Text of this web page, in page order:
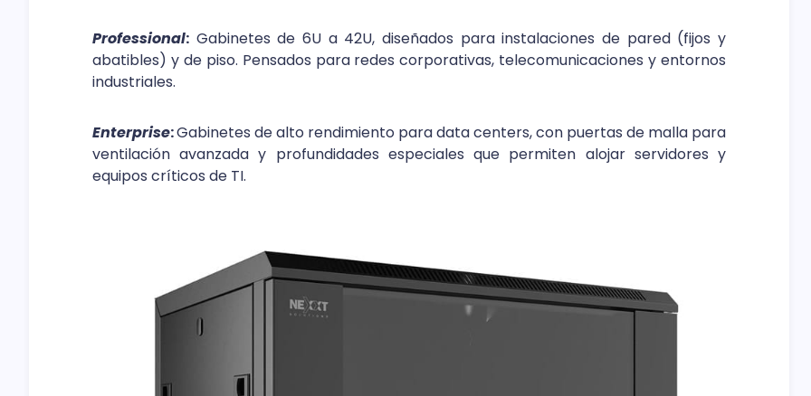
Professional: Gabinetes de 6U a 42U, diseñados para instalaciones de pared (fijos y
abatibles) y de piso. Pensados para redes corporativas, telecomunicaciones y entornos
industriales.
Enterprise:Gabinetes de alto rendimiento para data centers, con puertas de malla para
ventilación avanzada y profundidades especiales que permiten alojar servidores y
equipos críticos de TI.